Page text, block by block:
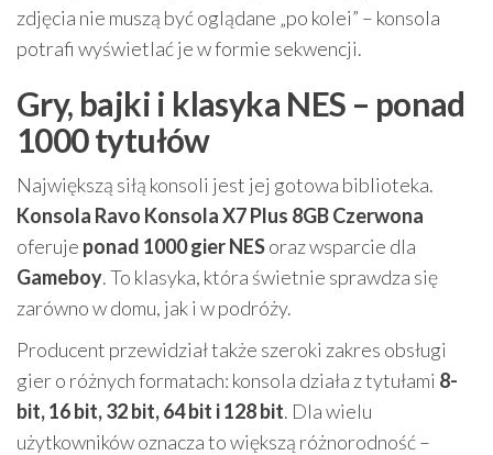
zdjęcia nie muszą być oglądane „po kolei” – konsola
potrafi wyświetlać je w formie sekwencji.
Gry, bajki i klasyka NES – ponad
1000 tytułów
Największą siłą konsoli jest jej gotowa biblioteka.
Konsola Ravo Konsola X7 Plus 8GB Czerwona
oferuje ponad 1000 gier NESoraz wsparcie dla
Gameboy. To klasyka, która świetnie sprawdza się
zarówno w domu, jak i w podróży.
Producent przewidział także szeroki zakres obsługi
gier o różnych formatach: konsola działa z tytułami 8-
bit, 16 bit, 32 bit, 64 bit i 128 bit. Dla wielu
użytkowników oznacza to większą różnorodność –